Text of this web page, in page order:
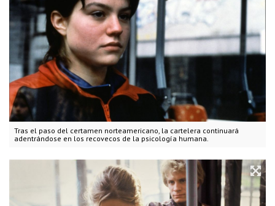
Tras el paso del certamen norteamericano, la cartelera continuará
adentrándose en los recovecos de la psicología humana.